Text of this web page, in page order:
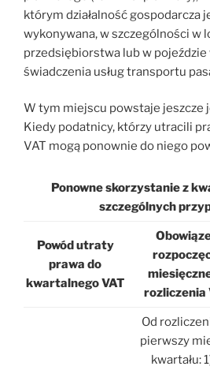
którym działalność gospodarcza
wykonywana, w szczególności w
przedsiębiorstwa lub w
świadczenia usług transportu
W tym miejscu powstaje jeszcze
Kiedy podatnicy, którzy utracili
VAT mogą ponownie do niego
Ponowne skorzystanie z
szczególnych
Powód utraty
prawa do
kwartalnego VAT
rozliczenia
Od
pierwszy
kwartału: